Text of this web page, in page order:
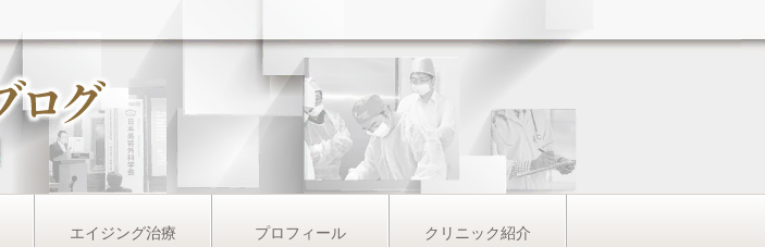
エイジング治療 プロフィール クリニック紹介